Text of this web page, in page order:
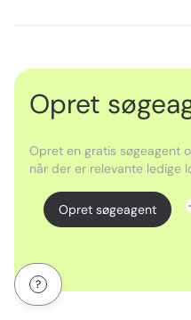
Opret
Opret en gratis søgeagent
når der er relevante ledige
Opret søgeagent